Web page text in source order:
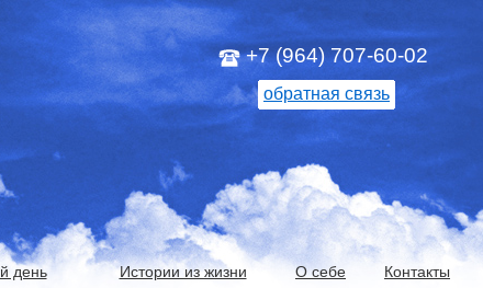
+7 (964) 707-60-02
обратная связь
день Истории из жизни О себе Контакты